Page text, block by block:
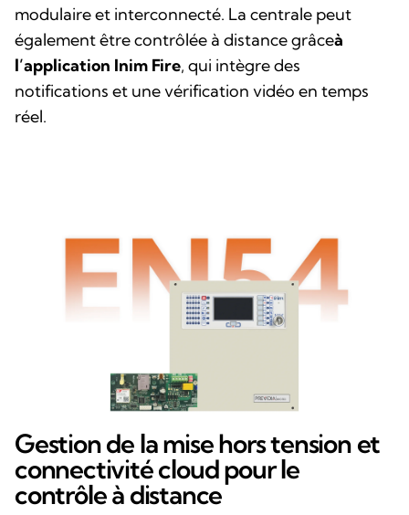
modulaire et interconnecté. La centrale peut
également être contrôlée à distance grâceà
l’application Inim Fire, qui intègre des
notifications et une vérification vidéo en temps
réel.
Gestion de la mise hors tension et
connectivité cloud pour le
contrôle à distance